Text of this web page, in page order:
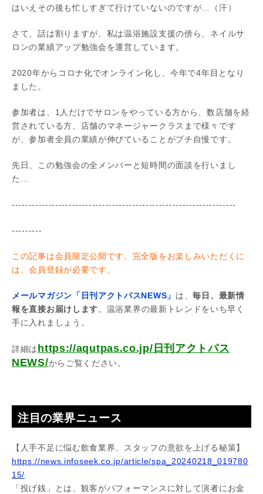
はいえその後も忙しすぎて行けていないのですが…（汗）
さて、話は割りますが、私は温浴施設支援の傍ら、ネイルサ
ロンの業績アップ勉強会を運営しています。
2020年からコロナ化でオンライン化し、今年で4年目となり
ました。
参加者は、1人だけでサロンをやっている方から、数店舗を経
営されている方、店舗のマネージャークラスまで様々です
が、参加者全員の業績が伸びていることがプチ自慢です。
先日、この勉強会の全メンバーと短時間の面談を行いまし
た…
-------------------------------------------------------------------
---------
この記事は会員限定公開です。完全版をお楽しみいただくに
は、会員登録が必要です。
メールマガジン「日刊アクトパスNEWS」 は、毎日、最新情
報を直接お届けします。温浴業界の最新トレンドをいち早く
手に入れましょう。
詳細は https://aqutpas.co.jp/日刊アクトパス
NEWS/からご覧ください。
注目の業界ニュース
【人手不足に悩む飲食業界、スタッフの意欲を上げる秘策】
https://news.infoseek.co.jp/article/spa_20240218_019780
15/
「投げ銭」とは、観客がパフォーマンスに対して演者にお金